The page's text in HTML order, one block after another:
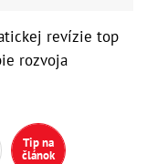
revízie top
rozvoja
Tip na
článok